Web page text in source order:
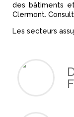
des bâtiments
Clermont.
Les secteurs